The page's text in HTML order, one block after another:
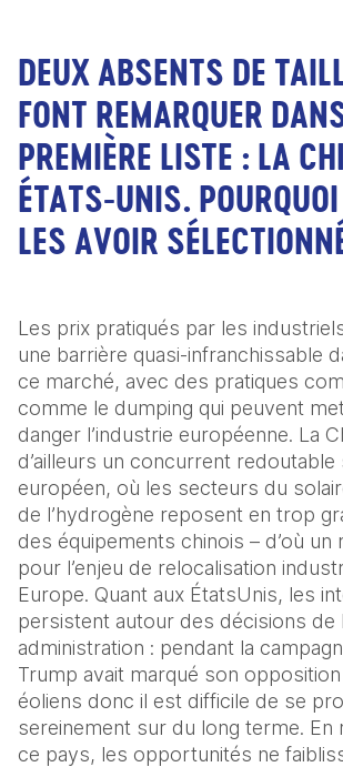
DEUX ABSENTS DE
FONT REMARQUER
PREMIÈRE LISTE : LA
ÉTATS-UNIS.
LES AVOIR
Les prix pratiqués par les
une barrière quasi-infranchissable
ce marché, avec des pratiques
comme le dumping qui peuvent
danger l’industrie européenne. La
d’ailleurs un concurrent
européen, où les secteurs du
de l’hydrogène reposent en trop
des équipements chinois – d’où un
pour l’enjeu de relocalisation
Europe. Quant aux États­Unis, les
persistent autour des décisions de
administration : pendant la
Trump avait marqué son
éoliens donc il est difficile de se
sereinement sur du long terme. En
ce pays, les opportunités ne